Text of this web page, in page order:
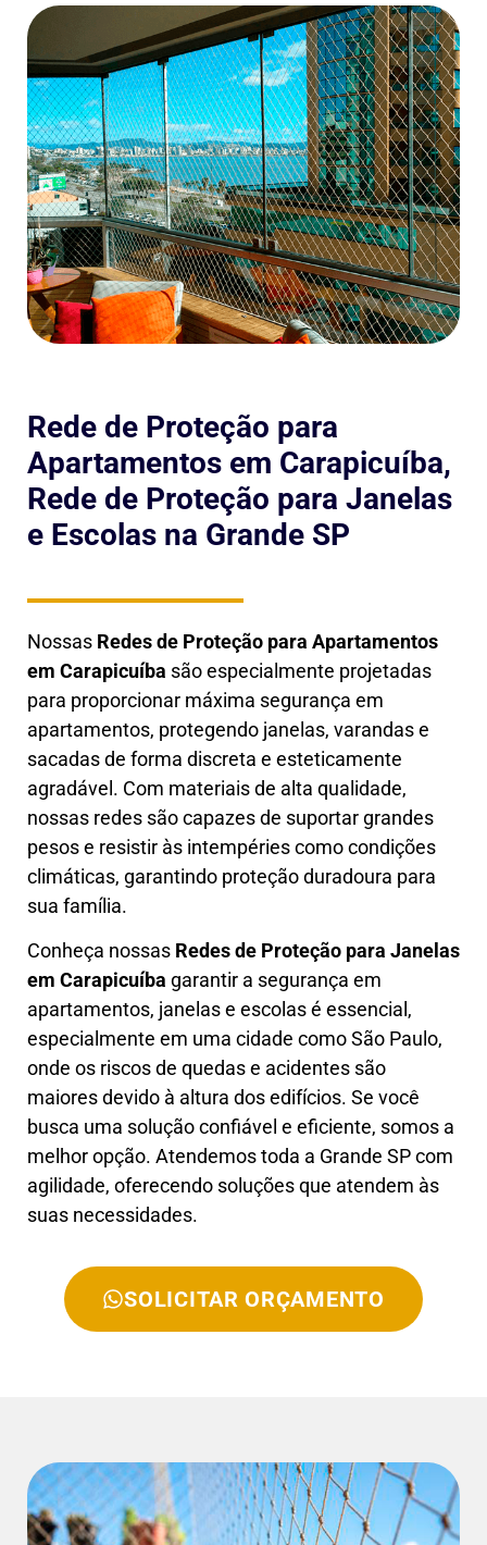
Rede de Proteção para
Apartamentos em Carapicuíba,
Rede de Proteção para Janelas
e Escolas na Grande SP
Nossas Redes de Proteção para Apartamentos
em Carapicuíba são especialmente projetadas
para proporcionar máxima segurança em
apartamentos, protegendo janelas, varandas e
sacadas de forma discreta e esteticamente
agradável. Com materiais de alta qualidade,
nossas redes são capazes de suportar grandes
pesos e resistir às intempéries como condições
climáticas, garantindo proteção duradoura para
sua família.
Conheça nossas Redes de Proteção para Janelas
em Carapicuíba garantir a segurança em
apartamentos, janelas e escolas é essencial,
especialmente em uma cidade como São Paulo,
onde os riscos de quedas e acidentes são
maiores devido à altura dos edifícios. Se você
busca uma solução confiável e eficiente, somos a
melhor opção. Atendemos toda a Grande SP com
agilidade, oferecendo soluções que atendem às
suas necessidades.
SOLICITAR ORÇAMENTO